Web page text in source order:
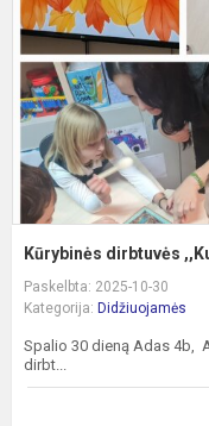
Kūrybinės dirbtuvės
Paskelbta: 2025-10-30
Kategorija: Didžiuojamės
Spalio 30 dieną Adas 4b,
dirbt...